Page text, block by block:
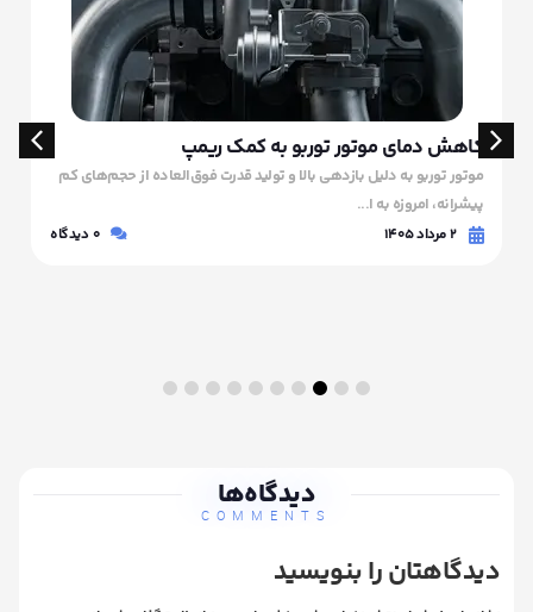
کاهش دمای موتور توربو به کمک ریمپ
موتور توربو به دلیل بازدهی بالا و تولید قدرت فوق‌العاده از حجم‌های کم
پیشرانه، امروزه به ا...
۲ مرداد ۱۴۰۵ 0 دیدگاه
دیدگاه‌ها
COMMENTS
دیدگاهتان را بنویسید